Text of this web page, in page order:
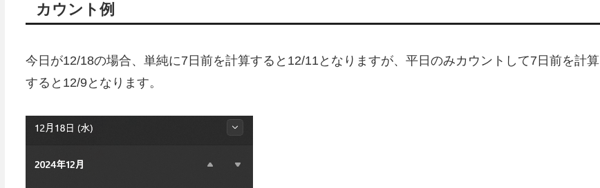
カウント例
今日が12/18の場合、単純に7日前を計算すると12/11となりますが、平日のみカウントして7日前を計算
すると12/9となります。